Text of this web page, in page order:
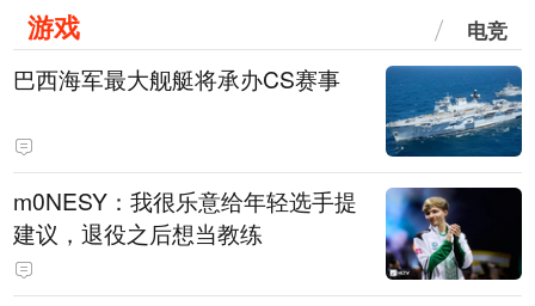
游戏 电竞
巴西海军最大舰艇将承办CS赛事
m0NESY：我很乐意给年轻选手提
建议，退役之后想当教练